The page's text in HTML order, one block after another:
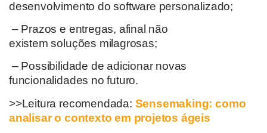
desenvolvimento do software personalizado;
– Prazos e entregas, afinal não
existemsoluções milagrosas;
– Possibilidade de adicionar novas
funcionalidades no futuro.
>>Leitura recomendada: Sensemaking: como
analisar o contexto em projetos ágeis